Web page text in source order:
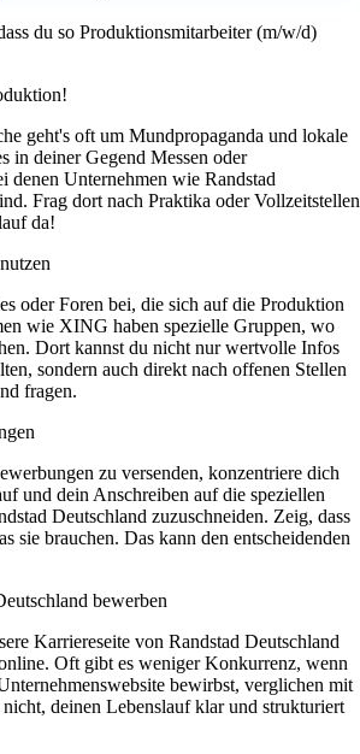
du so Produktionsmitarbeiter (m/w/d)
geht's oft um Mundpropaganda und lokale
in deiner Gegend Messen oder
denen Unternehmen wie Randstad
Frag dort nach Praktika oder Vollzeitstellen
da!
oder Foren bei, die sich auf die Produktion
wie XING haben spezielle Gruppen, wo
Dort kannst du nicht nur wertvolle Infos
sondern auch direkt nach offenen Stellen
fragen.
zu versenden, konzentriere dich
und dein Anschreiben auf die speziellen
Deutschland zuzuschneiden. Zeig, dass
sie brauchen. Das kann den entscheidenden
bewerben
Karriereseite von Randstad Deutschland
Oft gibt es weniger Konkurrenz, wenn
bewirbst, verglichen mit
deinen Lebenslauf klar und strukturiert